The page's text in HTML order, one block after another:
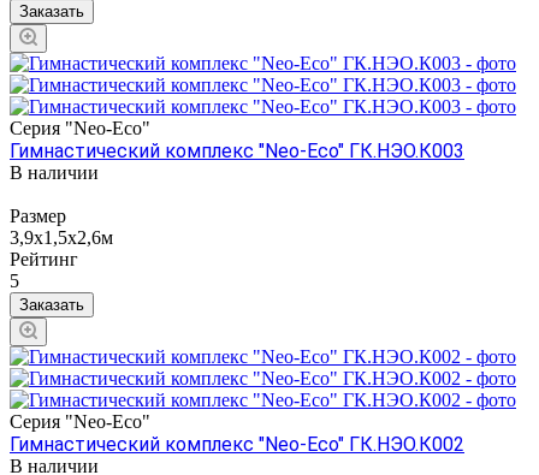
Заказать
Серия "Neo-Eco"
Гимнастический комплекс "Neo-Eco" ГК.НЭО.К003
В наличии
Размер
3,9х1,5х2,6м
Рейтинг
5
Заказать
Серия "Neo-Eco"
Гимнастический комплекс "Neo-Eco" ГК.НЭО.К002
В наличии